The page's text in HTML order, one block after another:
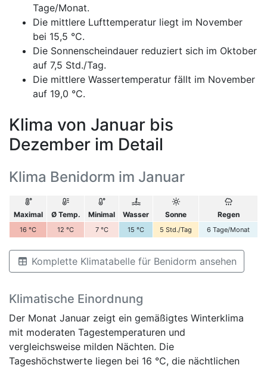
Tage/Monat.
Die mittlere Lufttemperatur liegt im November
bei 15,5 °C.
Die Sonnenscheindauer reduziert sich im Oktober
auf 7,5 Std./Tag.
Die mittlere Wassertemperatur fällt im November
auf 19,0 °C.
Klima von Januar bis
Dezember im Detail
Klima Benidorm im Januar
Maximal Ø Temp. Minimal Wasser Sonne Regen
16 °C 12 °C 7 °C 15 °C 5 Std./Tag 6 Tage/Monat
Komplette Klimatabelle für Benidorm ansehen
Klimatische Einordnung
Der Monat Januar zeigt ein gemäßigtes Winterklima
mit moderaten Tagestemperaturen und
vergleichsweise milden Nächten. Die
Tageshöchstwerte liegen bei 16 °C, die nächtlichen